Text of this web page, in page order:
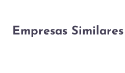
Empresas Similares